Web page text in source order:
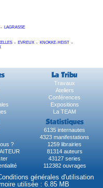
- LAGRASSE
- EVREUX - KNOKKE-HEIST -
La Tribu
Travaux
Ateliers
Conférences
Expositions
La TEAM
Statistiques
6135 internautes
4323 manifestations
?
1259 librairies
81314 auteurs
43127 series
112382 ouvrages
générales d'utilisation
utilisée : 6.85 MB